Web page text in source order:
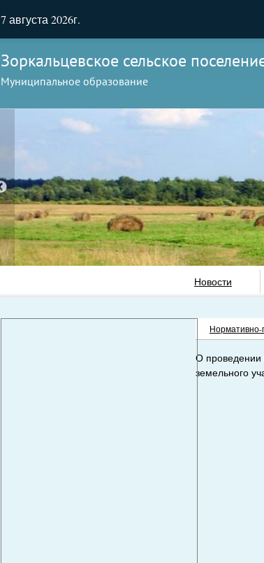
7 августа 2026г.
Зоркальцевское сельское
Муниципальное образование
Новости
Нормативно-
О проведении
земельного